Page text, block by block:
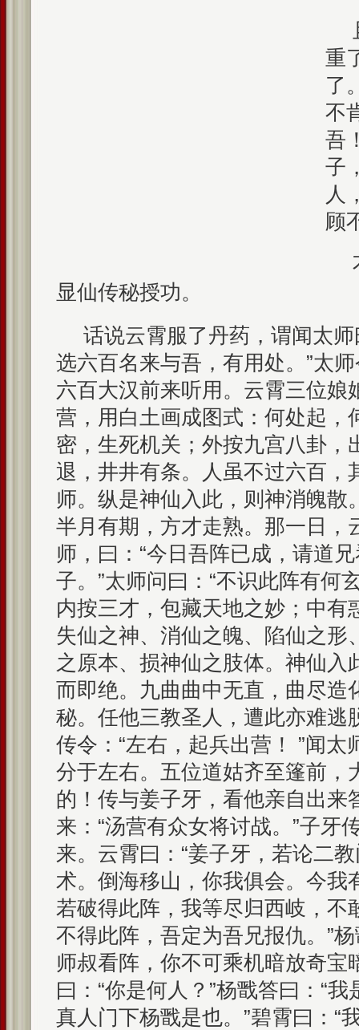
重
了
不
吾
子
人
顾
显仙传秘授功。
话说云霄服了丹药，谓闻太
选六百名来与吾，有用处。”太
六百大汉前来听用。云霄三位娘
营，用白土画成图式：何处起，
密，生死机关；外按九宫八卦，
退，井井有条。人虽不过六百，
师。纵是神仙入此，则神消魄散
半月有期，方才走熟。那一日，
师，曰：“今日吾阵已成，请道
子。”太师问曰：“不识此阵有何
内按三才，包藏天地之妙；中有
失仙之神、消仙之魄、陷仙之形
之原本、损神仙之肢体。神仙入
而即绝。九曲曲中无直，曲尽造
秘。任他三教圣人，遭此亦难逃
传令：“左右，起兵出营！ ”闻
分于左右。五位道姑齐至篷前，
的！传与姜子牙，看他亲自出来
来：“汤营有众女将讨战。”子牙
来。云霄曰：“姜子牙，若论二
术。倒海移山，你我俱会。今我
若破得此阵，我等尽归西岐，不
不得此阵，吾定为吾兄报仇。”
师叔看阵，你不可乘机暗放奇宝
曰：“你是何人？”杨戬答曰：“
真人门下杨戬是也。”碧霄曰：“